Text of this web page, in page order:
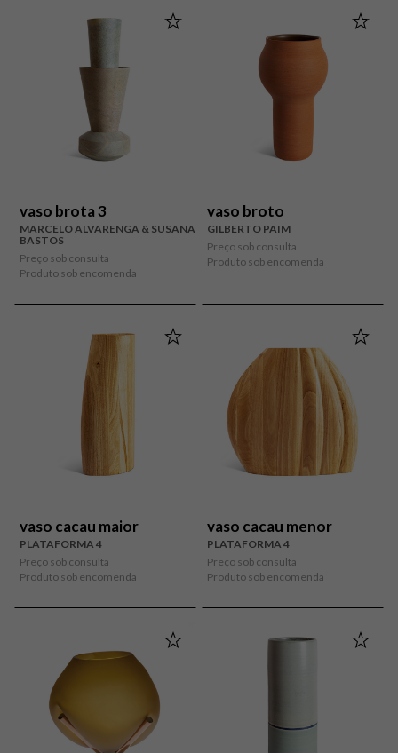
vaso brota 3
MARCELO ALVARENGA & SUSANA
BASTOS
Preço sob consulta
Produto sob encomenda
vaso broto
GILBERTO PAIM
Preço sob consulta
Produto sob encomenda
vaso cacau maior
PLATAFORMA 4
Preço sob consulta
Produto sob encomenda
vaso cacau menor
PLATAFORMA 4
Preço sob consulta
Produto sob encomenda